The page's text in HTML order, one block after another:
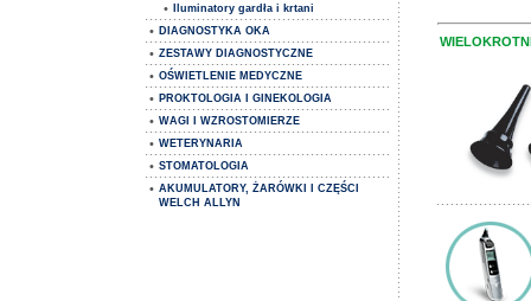
• Iluminatory gardła i krtani
• DIAGNOSTYKA OKA
• ZESTAWY DIAGNOSTYCZNE
• OŚWIETLENIE MEDYCZNE
• PROKTOLOGIA I GINEKOLOGIA
• WAGI I WZROSTOMIERZE
• WETERYNARIA
• STOMATOLOGIA
• AKUMULATORY, ŻARÓWKI I CZĘŚCI
WELCH ALLYN